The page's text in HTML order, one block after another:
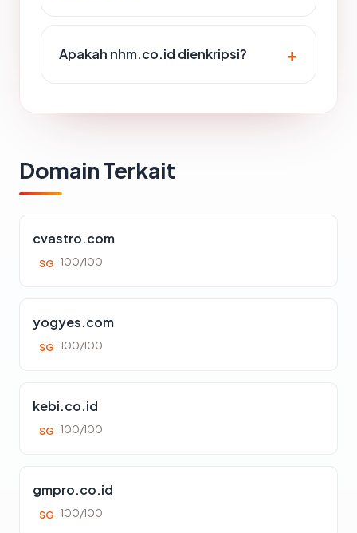
Apakah nhm.co.id dienkripsi?
Domain Terkait
cvastro.com
SG 100/100
yogyes.com
SG 100/100
kebi.co.id
SG 100/100
gmpro.co.id
SG 100/100